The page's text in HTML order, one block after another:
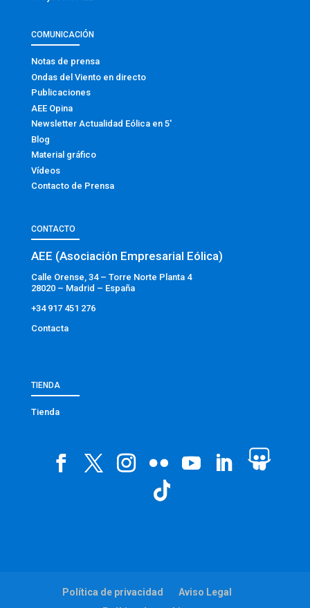
COMUNICACIÓN
Notas de prensa
Ondas del Viento en directo
Publicaciones
AEE Opina
Newsletter Actualidad Eólica en 5′
Blog
Material gráfico
Vídeos
Contacto de Prensa
CONTACTO
AEE (Asociación Empresarial Eólica)
Calle Orense, 34 – Torre Norte Planta 4
28020 – Madrid – España
+34 917 451 276
Contacta
TIENDA
Tienda
Política de privacidad
Aviso Legal